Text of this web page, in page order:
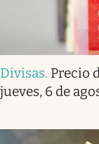
Divisas. Precio
jueves, 6 de